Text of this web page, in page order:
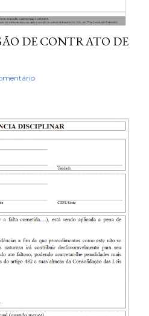
DE CONTRATO DE